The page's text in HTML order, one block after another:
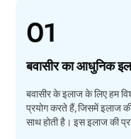
01
बवासीर का आधुनिक
बवासीर के इलाज के लिए हम
प्रयोग करते हैं, जिसमें इलाज
साथ होती है। इस इलाज की